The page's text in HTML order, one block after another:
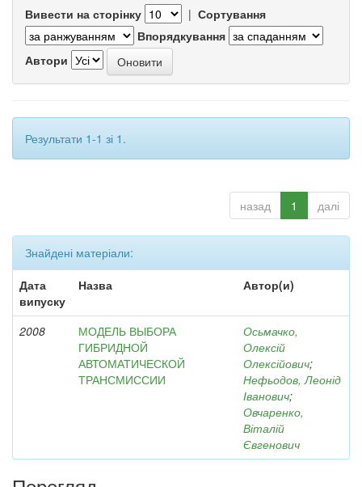
Вивести на сторінку | Сортування
Впорядкування
Автори
Результати 1-1 зі 1.
назад 1 далі
Знайдені матеріали:
Дата
випуску
Назва Автор(и)
2008
МОДЕЛЬ ВЫБОРА
ГИБРИДНОЙ
АВТОМАТИЧЕСКОЙ
ТРАНСМИССИИ
Осьмачко,
Олексій
Олексійович;
Нефьодов, Леонід
Іванович;
Овчаренко,
Віталій
Євгенович